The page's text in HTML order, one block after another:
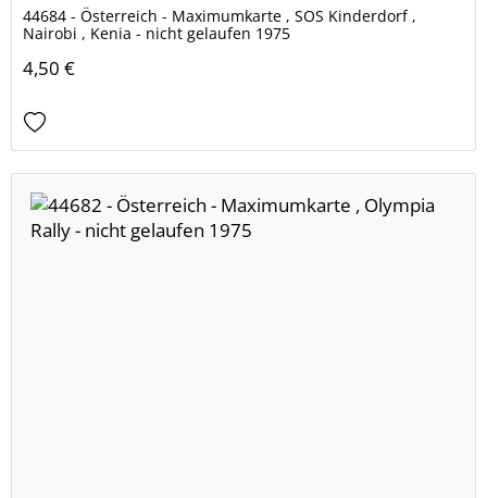
44684 - Österreich - Maximumkarte , SOS Kinderdorf ,
Nairobi , Kenia - nicht gelaufen 1975
4,50 €